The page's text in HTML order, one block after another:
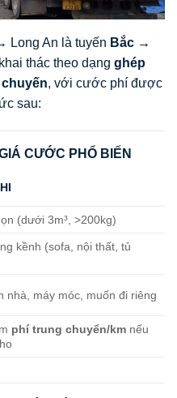
Long An là tuyến Bắc →
thác theo dạng ghép
, với cước phí được
sau:
CƯỚC PHỔ BIẾN
(dưới 3m³, >200kg)
kềnh (sofa, nội thất, tủ
nhà, máy móc, muốn đi riêng
phí trung chuyển/km nếu